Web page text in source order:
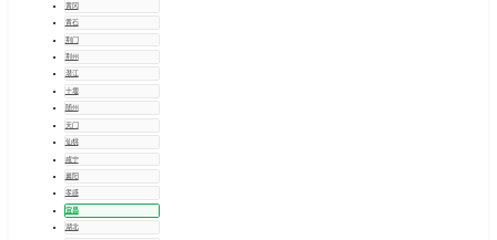
黄冈
黄石
荆门
荆州
潜江
十堰
随州
天门
仙桃
咸宁
襄阳
孝感
宜昌
湖北